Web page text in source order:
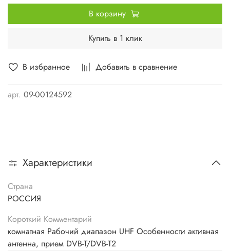
В избранное Добавить в сравнение
арт. 09-00124592
В корзину
Купить в 1 клик
Характеристики
Страна
РОССИЯ
Короткий Комментарий
комнатная Рабочий диапазон UHF Особенности активная
антенна, прием DVB-T/DVB-T2